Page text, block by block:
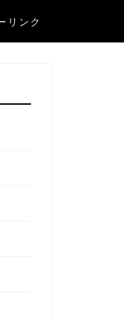
リンク